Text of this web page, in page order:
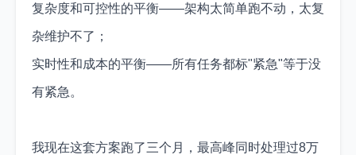
复杂度和可控性的平衡——架构太简单跑不动，太复
杂维护不了；
实时性和成本的平衡——所有任务都标"紧急"等于没
有紧急。
我现在这套方案跑了三个月，最高峰同时处理过8万